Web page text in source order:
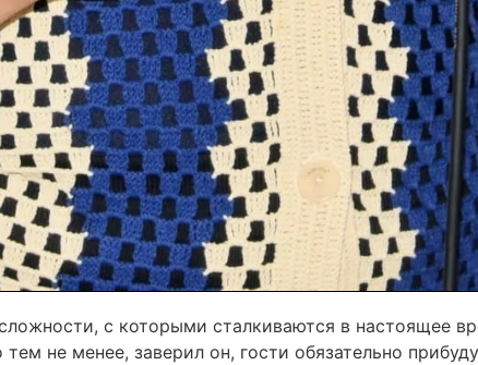
с которыми сталкиваются в настоящее
не менее, заверил он, гости обязательно